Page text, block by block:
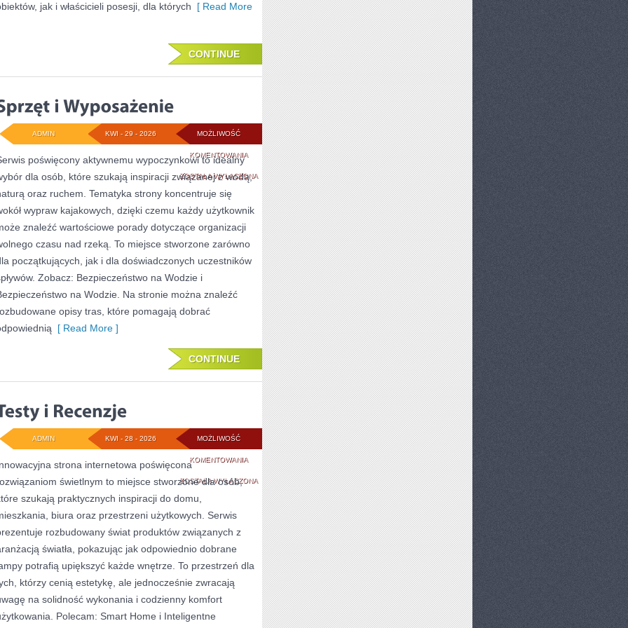
jak i właścicieli posesji, dla których [ Read More
CONTINUE
MOŻLIWOŚĆ
KOMENTOWANIASPRZĘT
I
WYPOSAŻENIE
ZOSTAŁA WYŁĄCZONA
KWI - 29 - 2026
ADMIN
poświęcony aktywnemu wypoczynkowi to idealny
dla osób, które szukają inspiracji związanej z wodą,
oraz ruchem. Tematyka strony koncentruje się
wypraw kajakowych, dzięki czemu każdy użytkownik
znaleźć wartościowe porady dotyczące organizacji
czasu nad rzeką. To miejsce stworzone zarówno
początkujących, jak i dla doświadczonych uczestników
Zobacz: Bezpieczeństwo na Wodzie i
na Wodzie. Na stronie można znaleźć
opisy tras, które pomagają dobrać
[ Read More ]
CONTINUE
MOŻLIWOŚĆ
KOMENTOWANIATESTY
I
RECENZJE
ZOSTAŁA WYŁĄCZONA
KWI - 28 - 2026
ADMIN
strona internetowa poświęcona
świetlnym to miejsce stworzone dla osób,
szukają praktycznych inspiracji do domu,
biura oraz przestrzeni użytkowych. Serwis
rozbudowany świat produktów związanych z
światła, pokazując jak odpowiednio dobrane
potrafią upiększyć każde wnętrze. To przestrzeń dla
którzy cenią estetykę, ale jednocześnie zwracają
na solidność wykonania i codzienny komfort
Polecam: Smart Home i Inteligentne